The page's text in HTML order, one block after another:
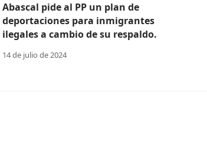
Abascal pide al PP un plan de
deportaciones para inmigrantes
ilegales a cambio de su respaldo.
14 de julio de 2024